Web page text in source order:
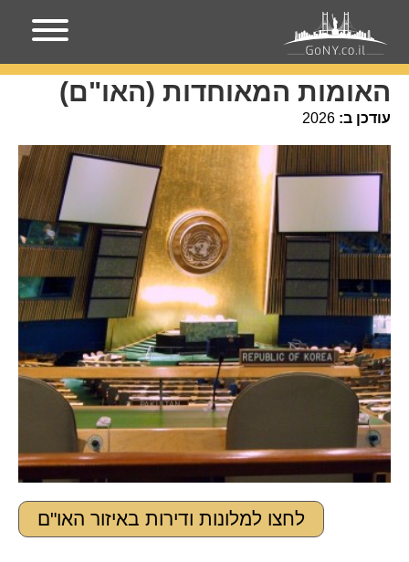
עמוד הבית אירועים בניו-יורק
האומות המאוחדות (האו"ם)
עודכן ב: 2026
לחצו למלונות ודירות באיזור האו"ם